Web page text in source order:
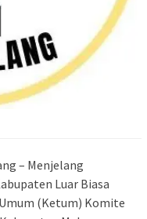
– Menjelang
Luar Biasa
(Ketum) Komite